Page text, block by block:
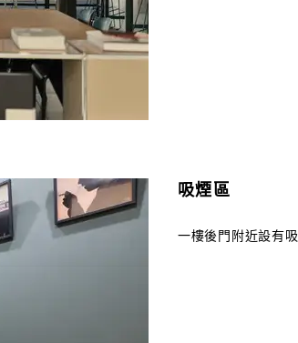
吸煙區
一樓後門附近設有吸